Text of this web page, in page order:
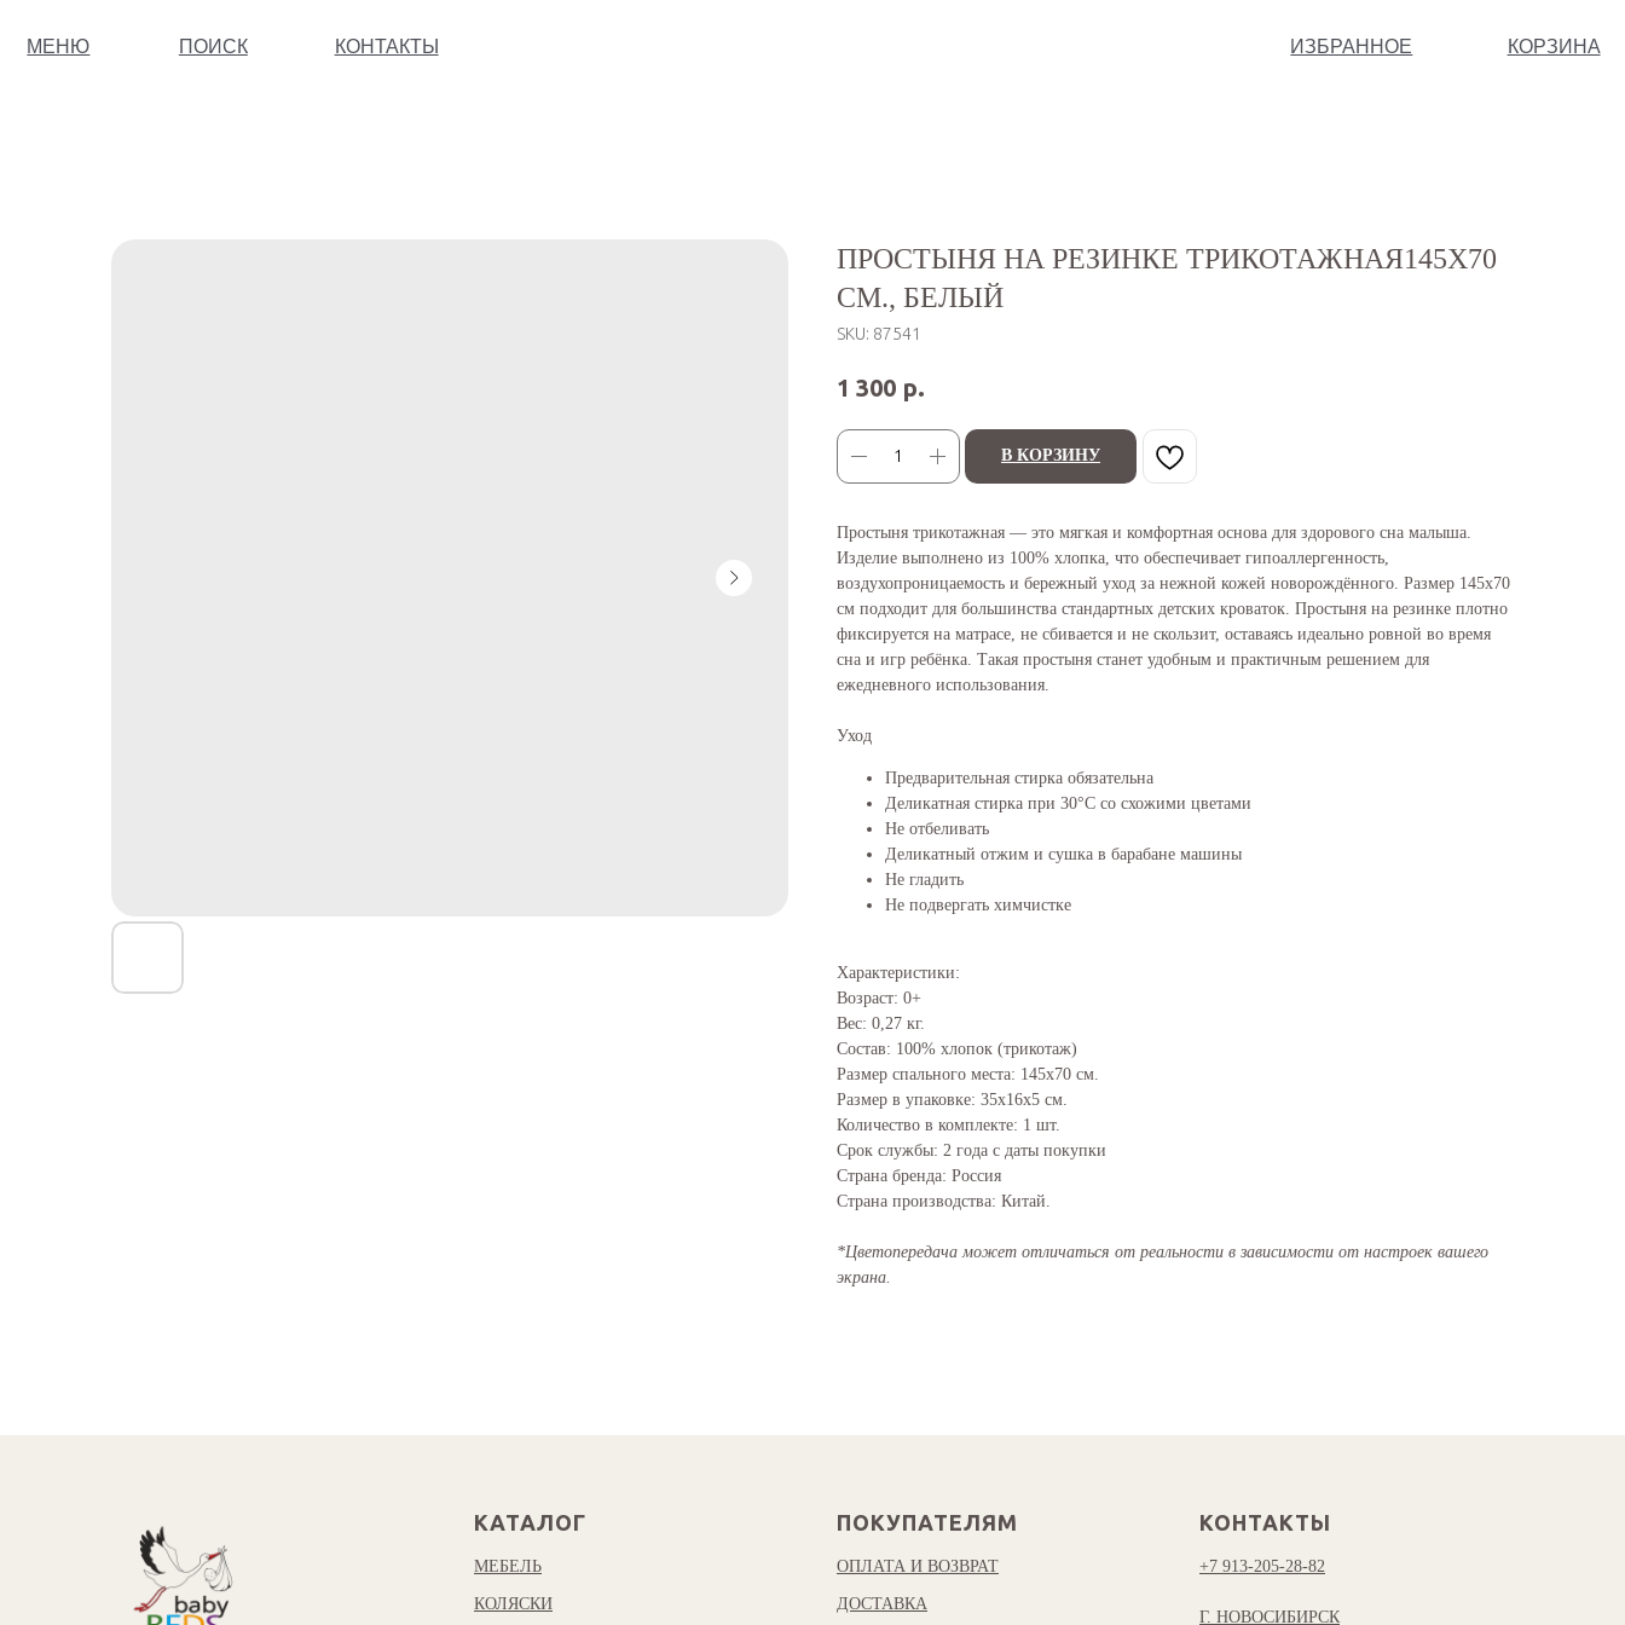
КОРЗИНА
КОНТАКТЫ
ПОИСК
МЕНЮ
ПРОСТЫНЯ НА РЕЗИНКЕ ТРИКОТАЖНАЯ145Х70
СМ., БЕЛЫЙ
SKU: 87541
1 300 р.
В КОРЗИНУ
Простыня трикотажная — это мягкая и комфортная основа для здорового сна малыша.
Изделие выполнено из 100% хлопка, что обеспечивает гипоаллергенность,
воздухопроницаемость и бережный уход за нежной кожей новорождённого. Размер 145х70
см подходит для большинства стандартных детских кроваток. Простыня на резинке плотно
фиксируется на матрасе, не сбивается и не скользит, оставаясь идеально ровной во время
сна и игр ребёнка. Такая простыня станет удобным и практичным решением для
ежедневного использования.
Уход
Предварительная стирка обязательна
Деликатная стирка при 30°С со схожими цветами
Не отбеливать
Деликатный отжим и сушка в барабане машины
Не гладить
Не подвергать химчистке
Характеристики:
Возраст: 0+
Вес: 0,27 кг.
Состав: 100% хлопок (трикотаж)
Размер спального места: 145х70 см.
Размер в упаковке: 35х16х5 см.
Количество в комплекте: 1 шт.
Срок службы: 2 года с даты покупки
Страна бренда: Россия
Страна производства: Китай.
*Цветопередача может отличаться от реальности в зависимости от настроек вашего
экрана.
КАТАЛОГ
МЕБЕЛЬ
КОЛЯСКИ
ПОКУПАТЕЛЯМ
ОПЛАТА И ВОЗВРАТ
ДОСТАВКА
КОНТАКТЫ
+7 913-205-28-82
Г. НОВОСИБИРСК